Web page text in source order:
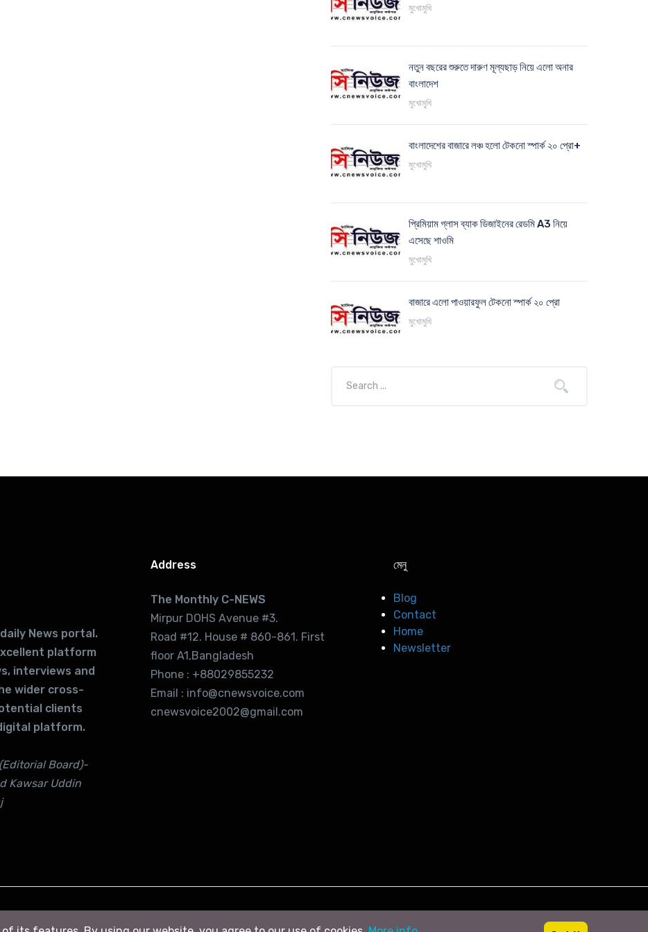
মুখোমুখি
নতুন বছরের শুরুতে দারুণ মূল্যছাড় নিয়ে এলো অনার
বাংলাদেশ
মুখোমুখি
বাংলাদেশের বাজারে লঞ্চ হলো টেকনো স্পার্ক ২০ প্রো+
মুখোমুখি
প্রিমিয়াম গ্লাস ব্যাক ডিজাইনের রেডমি A3 নিয়ে
এসেছে শাওমি
মুখোমুখি
বাজারে এলো পাওয়ারফুল টেকনো স্পার্ক ২০ প্রো
মুখোমুখি
News portal.
platform
interviews and
wider cross-
clients
platform.
Board)-
Kawsar Uddin
Address
The Monthly C-NEWS
Mirpur DOHS Avenue #3.
Road #12. House # 860-861. First
floor A1,Bangladesh
Phone : +88029855232
Email : info@cnewsvoice.com
cnewsvoice2002@gmail.com
মেনু
Blog
Contact
Home
Newsletter